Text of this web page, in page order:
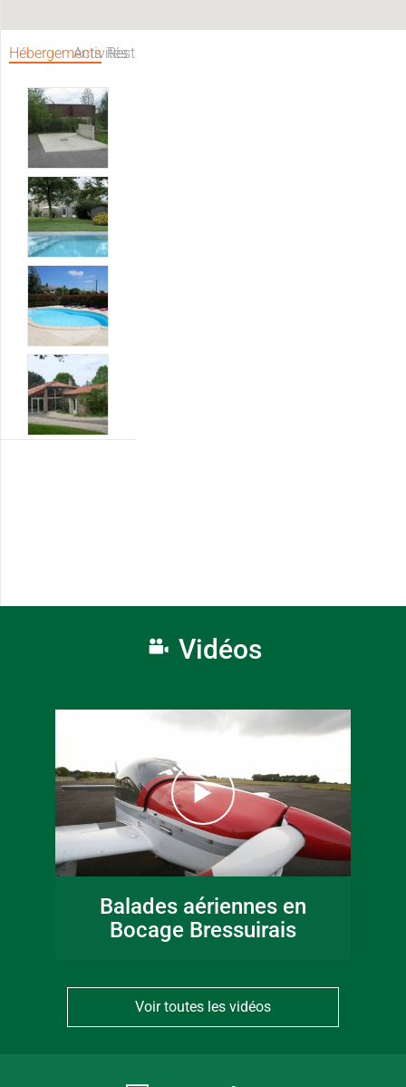
HébergementsActivitésRestaurants
Vidéos
Balades aériennes en
Bocage Bressuirais
Voir toutes les vidéos